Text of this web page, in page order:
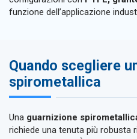
funzione dell’applicazione
Quando scegliere
spirometallica
Una guarnizione
richiede una tenuta più robusta